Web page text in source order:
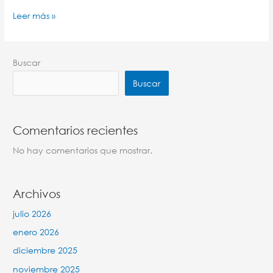
Leer más »
Buscar
Buscar
Comentarios recientes
No hay comentarios que mostrar.
Archivos
julio 2026
enero 2026
diciembre 2025
noviembre 2025